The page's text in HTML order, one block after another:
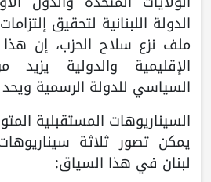
الدولة اللبنانية لتحقيق
ملف نزع سلاح الحزب، إن
الإقليمية والدولية
السياسي للدولة الرسمية
السيناريوهات المستقبلية
يمكن تصور ثلاثة
لبنان في هذا السياق: